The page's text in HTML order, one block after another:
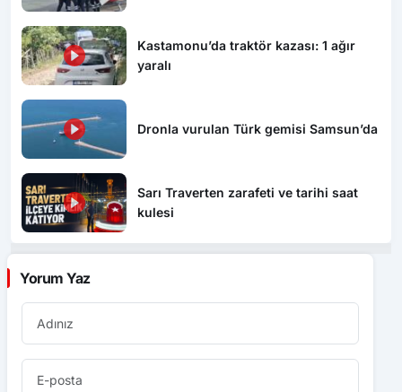
Kastamonu’da traktör kazası: 1 ağır
yaralı
Dronla vurulan Türk gemisi Samsun’da
Sarı Traverten zarafeti ve tarihi saat
kulesi
Yorum Yaz